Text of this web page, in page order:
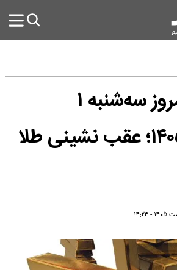
قیمت طلا امروز سه‌شنبه ۱
اردیبهشت ۱۴۰۵؛ عقب نشینی طلا